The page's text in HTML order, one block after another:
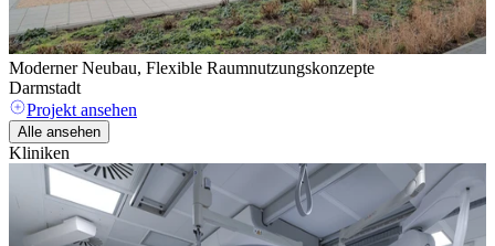
Moderner Neubau, Flexible Raumnutzungskonzepte
Darmstadt
Projekt ansehen
Alle ansehen
Kliniken